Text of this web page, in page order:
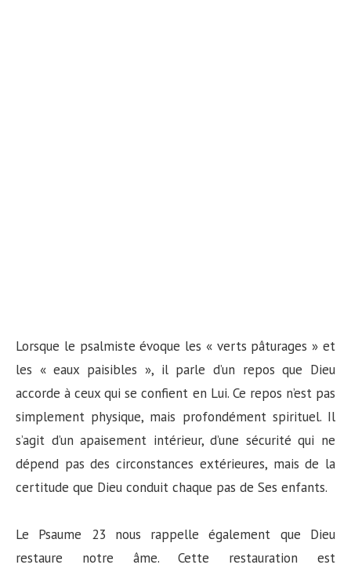
Lorsque le psalmiste évoque les « verts pâturages » et
les « eaux paisibles », il parle d’un repos que Dieu
accorde à ceux qui se confient en Lui. Ce repos n’est pas
simplement physique, mais profondément spirituel. Il
s’agit d’un apaisement intérieur, d’une sécurité qui ne
dépend pas des circonstances extérieures, mais de la
certitude que Dieu conduit chaque pas de Ses enfants.
Le Psaume 23 nous rappelle également que Dieu
restaure notre âme. Cette restauration est